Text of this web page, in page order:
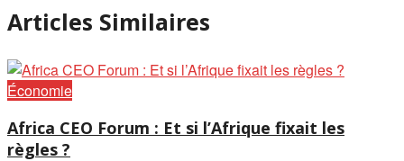
Articles Similaires
Économie
Africa CEO Forum : Et si l’Afrique fixait les
règles ?